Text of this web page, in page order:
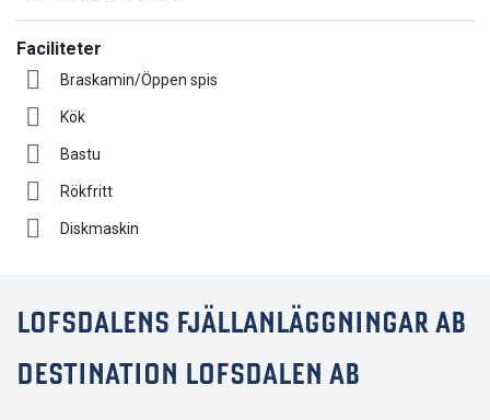
Faciliteter
Braskamin/Öppen spis
Kök
Bastu
Rökfritt
Diskmaskin
LOFSDALENS FJÄLLANLÄGGNINGAR AB
DESTINATION LOFSDALEN AB